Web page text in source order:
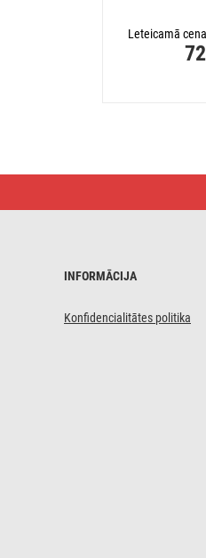
Leteicamā
sievišķais,
INFORMĀCIJA
Konfidencialitātes politika